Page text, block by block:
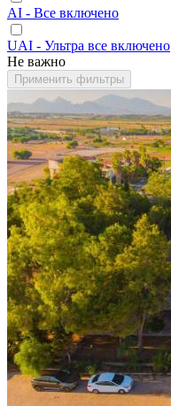
AI - Все включено
UAI - Ультра все включено
Не важно
Применить фильтры